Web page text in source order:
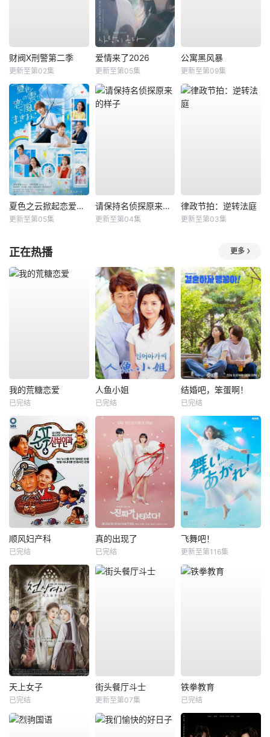
财阀X刑警第二季
更新至第02集
爱情来了2026
更新至第05集
公寓黑风暴
更新至第09集
夏色之云掀起恋爱与风暴
更新至第05集
请保持名侦探原来的样子
更新至第04集
律政节拍：逆转法庭
更新至第03集
正在热播 更多
我的荒糖恋爱
已完结
人鱼小姐
已完结
结婚吧，笨蛋啊！
已完结
顺风妇产科
已完结
真的出现了
已完结
飞舞吧！
更新至第116集
天上女子
已完结
街头餐厅斗士
更新至第07集
铁拳教育
已完结